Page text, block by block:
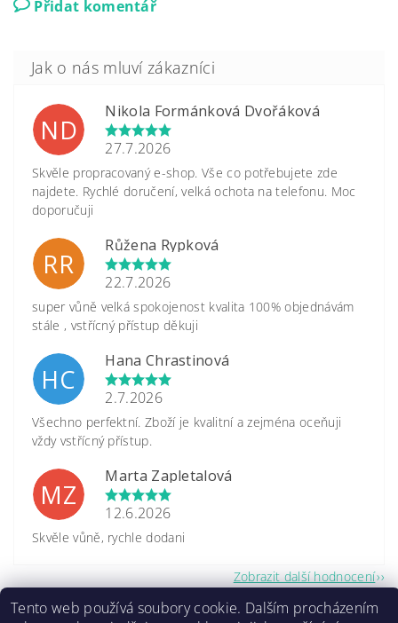
Přidat komentář
ND
Nikola Formánková Dvořáková
27.7.2026
Skvěle propracovaný e-shop. Vše co potřebujete zde
najdete. Rychlé doručení, velká ochota na telefonu. Moc
doporučuji
RR
Růžena Rypková
22.7.2026
super vůně velká spokojenost kvalita 100% objednávám
stále , vstřícný přístup děkuji
HC
Hana Chrastinová
2.7.2026
Všechno perfektní. Zboží je kvalitní a zejména oceňuji
vždy vstřícný přístup.
MZ
Marta Zapletalová
12.6.2026
Skvěle vůně, rychle dodani
Zobrazit další hodnocení
Tento web používá soubory cookie. Dalším procházením